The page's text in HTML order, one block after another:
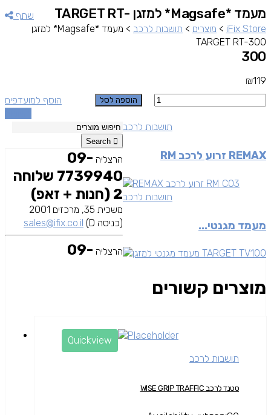
שתף
iFix Store
> מוצרים > תושבות לרכב >
מעמד *Magsafe* למזגן
TARGET RT-300
מעמד *Magsafe* למזגן TARGET RT-
300
₪119
כמות
הוספה לסל
הוסף למועדפים
תושבות לרכב
REMAX זרוע לרכב RM
תושבות לרכב
מעמד מגנטי...
מוצרים קשורים
Quickview
תושבות לרכב
סטנד לרכב WISE GRIP TRAFFIC
Search
הרצליה 09-
7739940 שלוחה
2 (חנות + זאפ)
משכית 35, מרכזים 2001
(כניסה D)
sales@ifix.co.il
הרצליה 09-